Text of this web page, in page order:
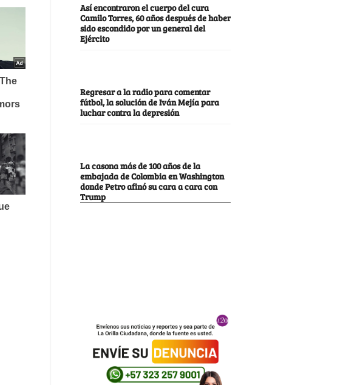
Así encontraron el cuerpo del cura
Camilo Torres, 60 años después de haber
sido escondido por un general del
Ejército
Regresar a la radio para comentar
fútbol, la solución de Iván Mejía para
luchar contra la depresión
La casona más de 100 años de la
embajada de Colombia en Washington
donde Petro afinó su cara a cara con
Trump